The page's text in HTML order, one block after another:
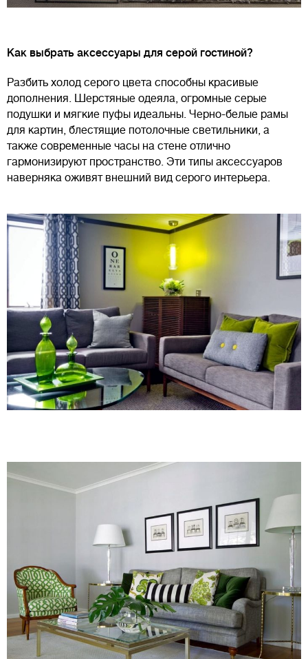
Как выбрать аксессуары для серой гостиной?
Разбить холод серого цвета способны красивые
дополнения. Шерстяные одеяла, огромные серые
подушки и мягкие пуфы идеальны. Черно-белые рамы
для картин, блестящие потолочные светильники, а
также современные часы на стене отлично
гармонизируют пространство. Эти типы аксессуаров
наверняка оживят внешний вид серого интерьера.